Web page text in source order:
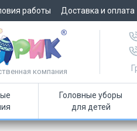
работы Доставка и оплата
компания
Головные уборы
для детей